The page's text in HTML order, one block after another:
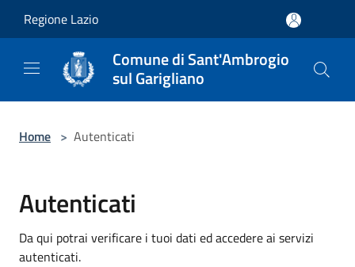
Regione Lazio
Comune di Sant'Ambrogio
sul Garigliano
Home > Autenticati
Autenticati
Da qui potrai verificare i tuoi dati ed accedere ai servizi
autenticati.